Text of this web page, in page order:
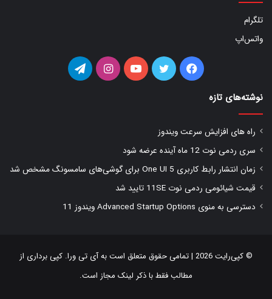
تلگرام
واتس‌اپ
فیس توییتر یوتیوب اینستاگرامتلگرام
نوشته‌های تازه
راه های افزایش سرعت ویندوز
سری ردمی نوت 12 ماه آینده عرضه شود
زمان انتشار رابط کاربری One UI 5 برای گوشی‌های سامسونگ مشخص شد
قیمت شیائومی ردمی نوت 11SE تایید شد
دسترسی به منوی Advanced Startup Options ویندوز 11
© کپی‌رایت 2026 | تمامی حقوق متعلق است به آی تی ورا. کپی برداری از
مطالب فقط با ذکر لینک مجاز است.